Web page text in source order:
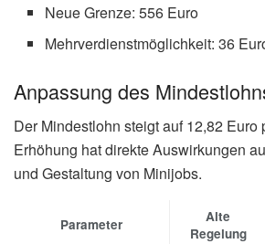
Neue Grenze: 556 Euro
Mehrverdienstmöglichkeit: 36
Anpassung des
Der Mindestlohn steigt auf 12,82 Euro
Erhöhung hat direkte Auswirkungen
und Gestaltung von Minijobs.
Parameter
Alte
Regelung